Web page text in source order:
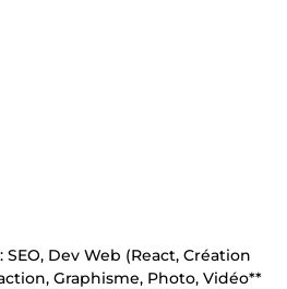
Dev Web (React, Création
Graphisme, Photo, Vidéo**